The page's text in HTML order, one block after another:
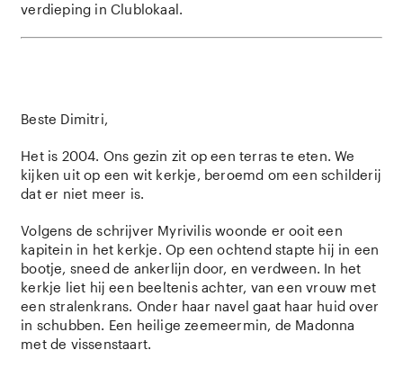
verdieping in Clublokaal.
Beste Dimitri,
Het is 2004. Ons gezin zit op een terras te eten. We
kijken uit op een wit kerkje, beroemd om een schilderij
dat er niet meer is.
Volgens de schrijver Myrivilis woonde er ooit een
kapitein in het kerkje. Op een ochtend stapte hij in een
bootje, sneed de ankerlijn door, en verdween. In het
kerkje liet hij een beeltenis achter, van een vrouw met
een stralenkrans. Onder haar navel gaat haar huid over
in schubben. Een heilige zeemeermin, de Madonna
met de vissenstaart.